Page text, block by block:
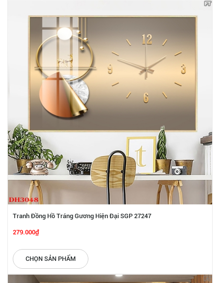
Tranh Đồng Hồ Tráng Gương Hiện Đại SGP 27247
279.000₫
CHỌN SẢN PHẨM